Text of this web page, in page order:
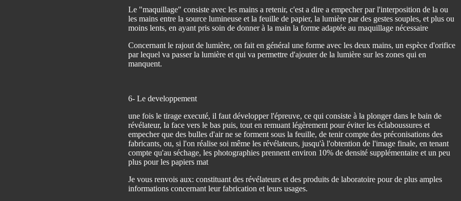
Le "maquillage" consiste avec les mains a retenir, c'est a dire a empecher par l'interposition de la ou
les mains entre la source lumineuse et la feuille de papier, la lumière par des gestes souples, et plus ou
moins lents, en ayant pris soin de donner à la main la forme adaptée au maquillage nécessaire
Concernant le rajout de lumière, on fait en général une forme avec les deux mains, un espèce d'orifice
par lequel va passer la lumière et qui va permettre d'ajouter de la lumière sur les zones qui en
manquent.
6- Le developpement
une fois le tirage executé, il faut développer l'épreuve, ce qui consiste à la plonger dans le bain de
révélateur, la face vers le bas puis, tout en remuant légèrement pour éviter les éclaboussures et
empecher que des bulles d'air ne se forment sous la feuille, de tenir compte des préconisations des
fabricants, ou, si l'on réalise soi même les révélateurs, jusqu'à l'obtention de l'image finale, en tenant
compte qu'au séchage, les photographies prennent environ 10% de densité supplémentaire et un peu
plus pour les papiers mat
Je vous renvois aux: constituant des révélateurs et des produits de laboratoire pour de plus amples
informations concernant leur fabrication et leurs usages.